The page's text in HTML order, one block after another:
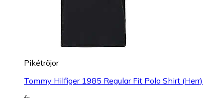
Pikétröjor
Tommy Hilfiger 1985 Regular Fit Polo Shirt (Herr)